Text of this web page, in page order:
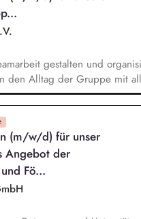
bei der Hilfe- und
trösten, verhandeln,
jungen Menschen auf ihrem
gestalten und
den Alltag der Gruppe mit
für junge Menschen
und Regeln schaffen
wohnliche Atmosphäre, in der
und sicher fühlen. Sie
zu den Kindern und
sie einfühlsam,
in schwierigen
und kreative
bei den
(m/w/d) für unser
Angebot der
Fö...